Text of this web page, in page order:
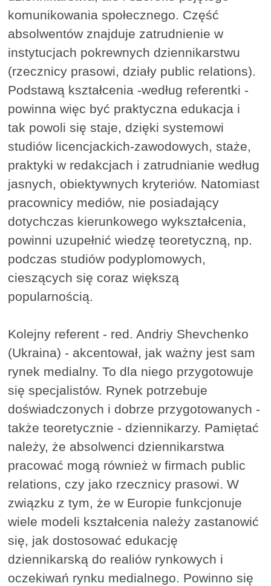
komunikowania społecznego. Część
absolwentów znajduje zatrudnienie w
instytucjach pokrewnych dziennikarstwu
(rzecznicy prasowi, działy public relations).
Podstawą kształcenia -według referentki -
powinna więc być praktyczna edukacja i
tak powoli się staje, dzięki systemowi
studiów licencjackich-zawodowych, staże,
praktyki w redakcjach i zatrudnianie według
jasnych, obiektywnych kryteriów. Natomiast
pracownicy mediów, nie posiadający
dotychczas kierunkowego wykształcenia,
powinni uzupełnić wiedzę teoretyczną, np.
podczas studiów podyplomowych,
cieszących się coraz większą
popularnością.
Kolejny referent - red. Andriy Shevchenko
(Ukraina) - akcentował, jak ważny jest sam
rynek medialny. To dla niego przygotowuje
się specjalistów. Rynek potrzebuje
doświadczonych i dobrze przygotowanych -
także teoretycznie - dziennikarzy. Pamiętać
należy, że absolwenci dziennikarstwa
pracować mogą również w firmach public
relations, czy jako rzecznicy prasowi. W
związku z tym, że w Europie funkcjonuje
wiele modeli kształcenia należy zastanowić
się, jak dostosować edukację
dziennikarską do realiów rynkowych i
oczekiwań rynku medialnego. Powinno się